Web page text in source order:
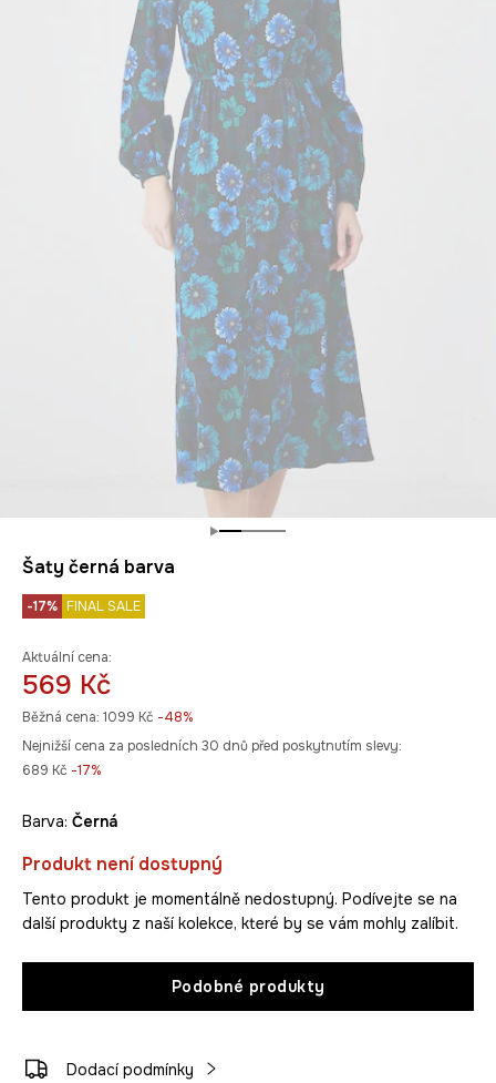
Šaty černá barva
-17% FINAL SALE
Aktuální cena:
569 Kč
Běžná cena: 1099 Kč -48%
Nejnižší cena za posledních 30 dnů před poskytnutím slevy:
689 Kč -17%
Barva: černá
Produkt není dostupný
Tento produkt je momentálně nedostupný. Podívejte se na
další produkty z naší kolekce, které by se vám mohly zalíbit.
Podobné produkty
Dodací podmínky